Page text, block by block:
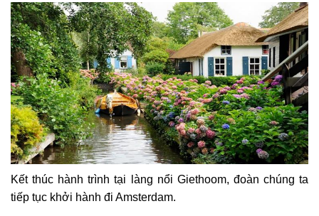
Kết thúc hành trình tại làng nổi Giethoom, đoàn chúng ta
tiếp tục khởi hành đi Amsterdam.